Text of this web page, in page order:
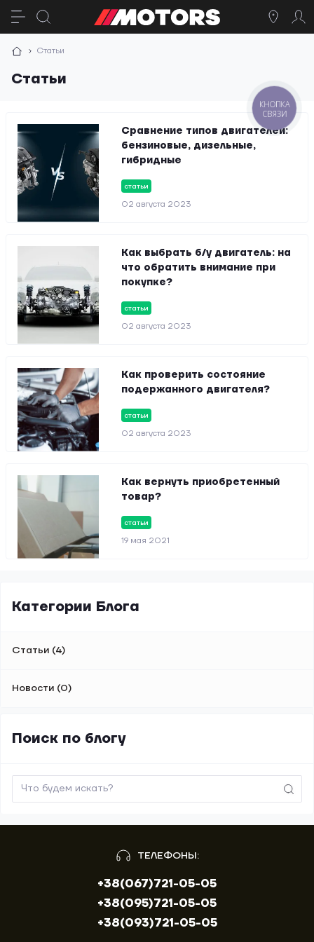
Статьи
Статьи
статьи
02 августа 2023
Сравнение типов двигателей:
бензиновые, дизельные,
гибридные
статьи
02 августа 2023
Как выбрать б/у двигатель: на
что обратить внимание при
покупке?
статьи
02 августа 2023
Как проверить состояние
подержанного двигателя?
статьи
19 мая 2021
Как вернуть приобретенный
товар?
Категории Блога
Статьи (4)
Новости (0)
Поиск по блогу
ТЕЛЕФОНЫ:
+38(067)721-05-05
+38(095)721-05-05
+38(093)721-05-05
КНОПКА
СВЯЗИ